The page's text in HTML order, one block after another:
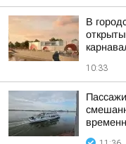
В
10:33